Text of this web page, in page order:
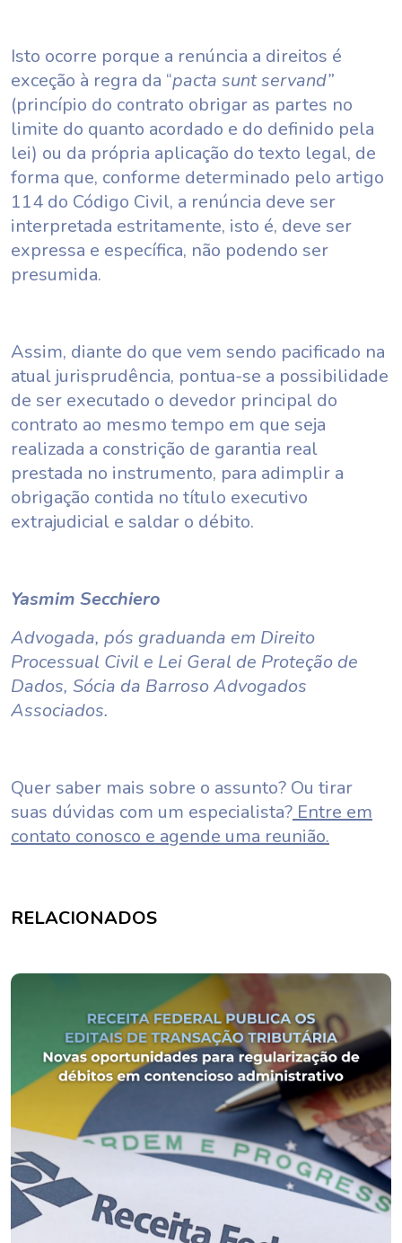
Isto ocorre porque a renúncia a direitos é
exceção à regra da “pacta sunt servand”
(princípio do contrato obrigar as partes no
limite do quanto acordado e do definido pela
lei) ou da própria aplicação do texto legal, de
forma que, conforme determinado pelo artigo
114 do Código Civil, a renúncia deve ser
interpretada estritamente, isto é, deve ser
expressa e específica, não podendo ser
presumida.
Assim, diante do que vem sendo pacificado na
atual jurisprudência, pontua-se a possibilidade
de ser executado o devedor principal do
contrato ao mesmo tempo em que seja
realizada a constrição de garantia real
prestada no instrumento, para adimplir a
obrigação contida no título executivo
extrajudicial e saldar o débito.
Yasmim Secchiero
Advogada, pós graduanda em Direito
Processual Civil e Lei Geral de Proteção de
Dados, Sócia da Barroso Advogados
Associados.
Quer saber mais sobre o assunto? Ou tirar
suas dúvidas com um especialista? Entre em
contato conosco e agende uma reunião.
RELACIONADOS